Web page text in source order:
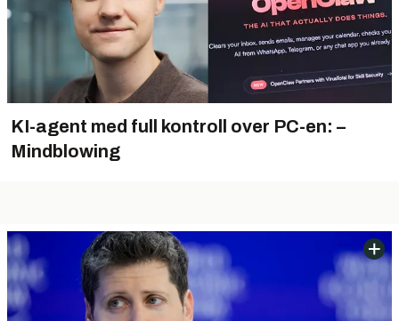
KI-agent med full kontroll over PC-en: –
Mindblowing